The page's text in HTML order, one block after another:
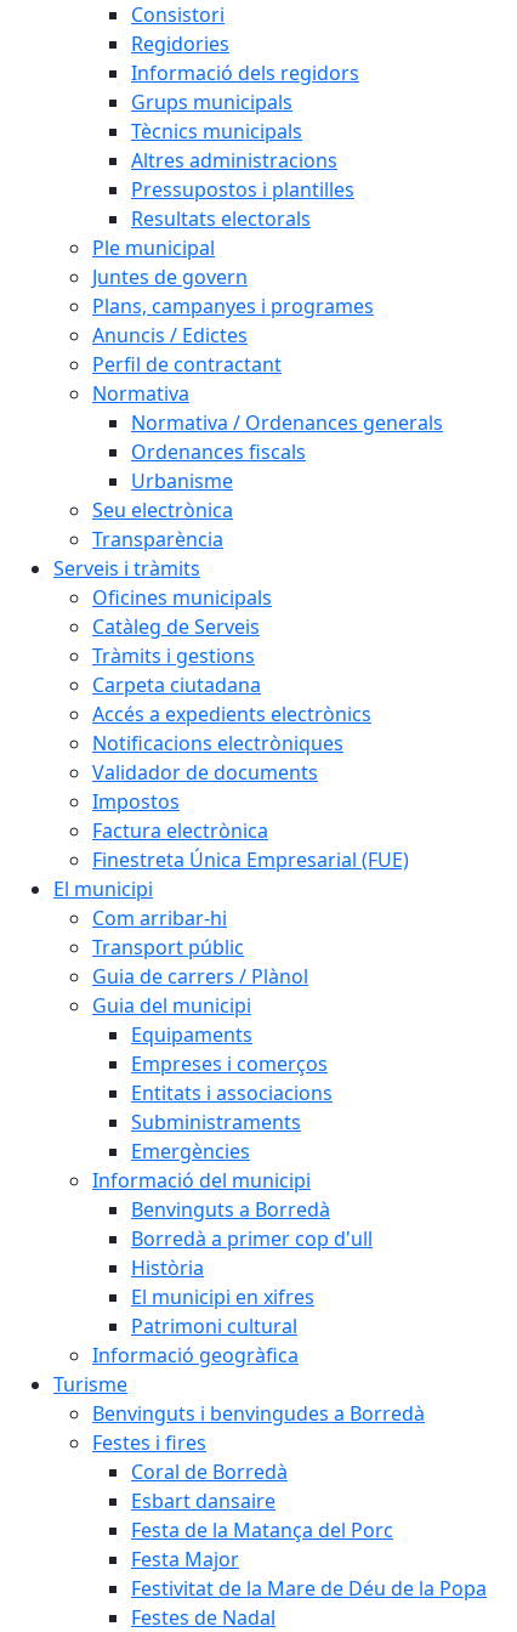
Consistori
Regidories
Informació dels regidors
Grups municipals
Tècnics municipals
Altres administracions
Pressupostos i plantilles
Resultats electorals
Ple municipal
Juntes de govern
Plans, campanyes i programes
Anuncis / Edictes
Perfil de contractant
Normativa
Normativa / Ordenances generals
Ordenances fiscals
Urbanisme
Seu electrònica
Transparència
Serveis i tràmits
Oficines municipals
Catàleg de Serveis
Tràmits i gestions
Carpeta ciutadana
Accés a expedients electrònics
Notificacions electròniques
Validador de documents
Impostos
Factura electrònica
Finestreta Única Empresarial (FUE)
El municipi
Com arribar-hi
Transport públic
Guia de carrers / Plànol
Guia del municipi
Equipaments
Empreses i comerços
Entitats i associacions
Subministraments
Emergències
Informació del municipi
Benvinguts a Borredà
Borredà a primer cop d'ull
Història
El municipi en xifres
Patrimoni cultural
Informació geogràfica
Turisme
Benvinguts i benvingudes a Borredà
Festes i fires
Coral de Borredà
Esbart dansaire
Festa de la Matança del Porc
Festa Major
Festivitat de la Mare de Déu de la Popa
Festes de Nadal